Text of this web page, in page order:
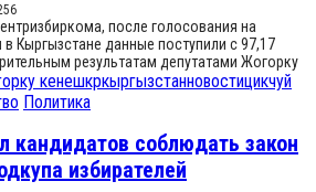
после голосования на
Кыргызстане данные поступили с 97,17
результатам депутатами Жогорку
кенешкркыргызстанновостицикчуй
Политика
кандидатов соблюдать закон
избирателей